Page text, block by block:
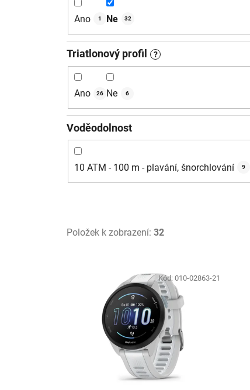
Ano 1 Ne 32
Triatlonový profil ?
Ano 26 Ne 6
Voděodolnost
10 ATM - 100 m - plavání, šnorchlování 9
Položek k zobrazení: 32
Kód: 010-02863-21